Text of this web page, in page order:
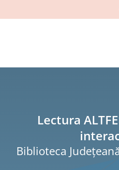
Lectura
Biblioteca